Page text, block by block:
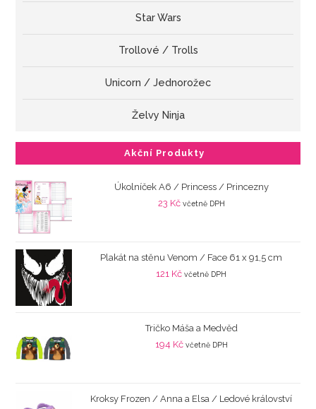
Star Wars
Trollové / Trolls
Unicorn / Jednorožec
Želvy Ninja
Akční Produkty
Úkolníček A6 / Princess / Princezny
23 Kč včetně DPH
Plakát na stěnu Venom / Face 61 x 91,5 cm
121 Kč včetně DPH
Tričko Máša a Medvěd
194 Kč včetně DPH
Kroksy Frozen / Anna a Elsa / Ledové království